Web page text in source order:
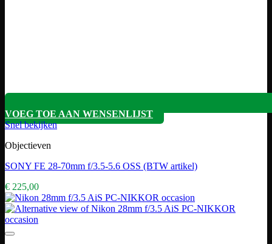
VOEG TOE AAN WENSENLIJST
Snel bekijken
Objectieven
SONY FE 28-70mm f/3.5-5.6 OSS (BTW artikel)
€ 225,00